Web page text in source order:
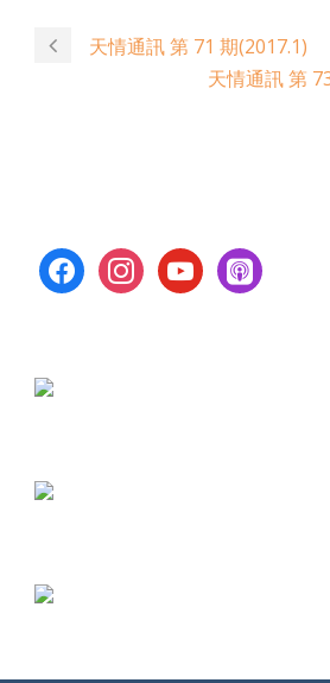
天情通訊 第 71 期(2017.1)
天情通訊 第
facebookinstagramyoutubeapple-
podcasts